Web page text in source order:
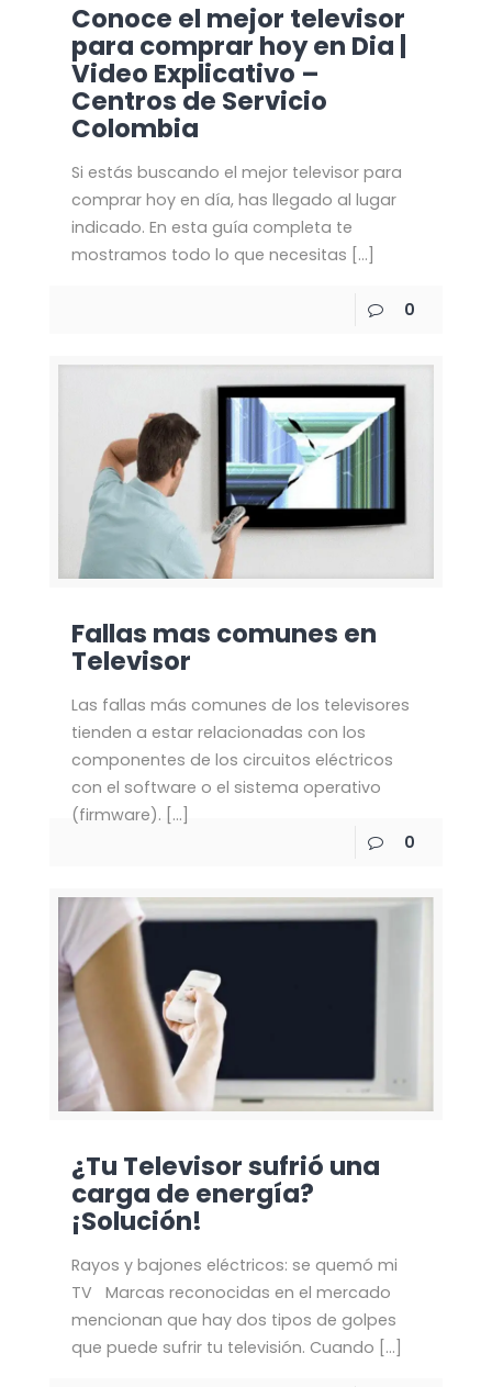
Conoce el mejor televisor
para comprar hoy en Dia |
Video Explicativo –
Centros de Servicio
Colombia
Si estás buscando el mejor televisor para
comprar hoy en día, has llegado al lugar
indicado. En esta guía completa te
mostramos todo lo que necesitas […]
0
Fallas mas comunes en
Televisor
Las fallas más comunes de los televisores
tienden a estar relacionadas con los
componentes de los circuitos eléctricos
con el software o el sistema operativo
(firmware). […]
0
¿Tu Televisor sufrió una
carga de energía?
¡Solución!
Rayos y bajones eléctricos: se quemó mi
TV Marcas reconocidas en el mercado
mencionan que hay dos tipos de golpes
que puede sufrir tu televisión. Cuando […]